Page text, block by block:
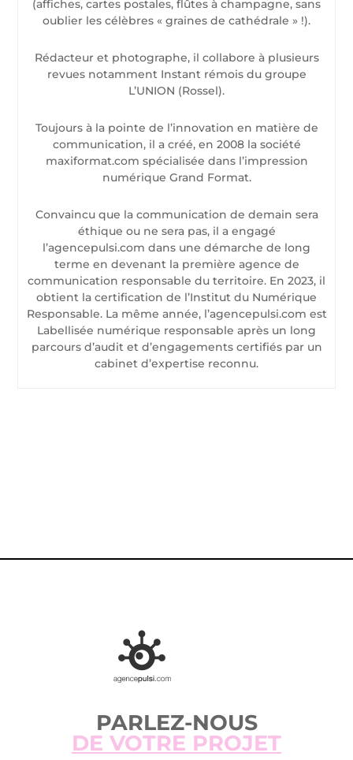
(affiches, cartes postales, flûtes à champagne, sans
oublier les célèbres « graines de cathédrale » !).
Rédacteur et photographe, il collabore à plusieurs
revues notamment Instant rémois du groupe
L’UNION (Rossel).
Toujours à la pointe de l’innovation en matière de
communication, il a créé, en 2008 la société
maxiformat.com spécialisée dans l’impression
numérique Grand Format.
Convaincu que la communication de demain sera
éthique ou ne sera pas, il a engagé
l’agencepulsi.com dans une démarche de long
terme en devenant la première agence de
communication responsable du territoire. En 2023, il
obtient la certification de l’Institut du Numérique
Responsable. La même année, l’agencepulsi.com est
Labellisée numérique responsable après un long
parcours d’audit et d’engagements certifiés par un
cabinet d’expertise reconnu.
PARLEZ-NOUS
DE VOTRE PROJET